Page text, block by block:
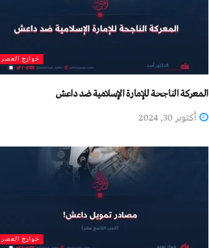
خوارج العصر
المعركة الناجحة للإمارة الإسلامية ضد داعش
أكتوبر 30, 2024
خوارج العصر